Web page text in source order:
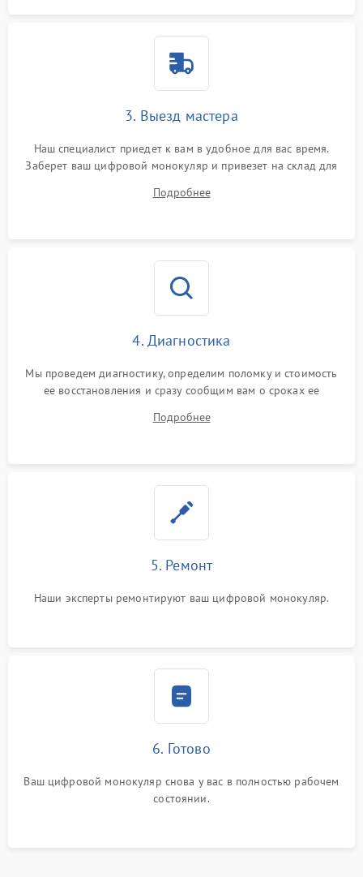
3. Выезд мастера
Наш специалист приедет к вам в удобное для вас время.
Заберет ваш цифровой монокуляр и привезет на склад для
Подробнее
4. Диагностика
Мы проведем диагностику, определим поломку и стоимость
ее восстановления и сразу сообщим вам о сроках ее
Подробнее
5. Ремонт
Наши эксперты ремонтируют ваш цифровой монокуляр.
6. Готово
Ваш цифровой монокуляр снова у вас в полностью рабочем
состоянии.